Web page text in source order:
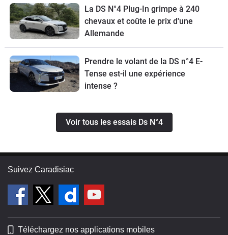
La DS N°4 Plug-In grimpe à 240
chevaux et coûte le prix d'une
Allemande
Prendre le volant de la DS n°4 E-
Tense est-il une expérience
intense ?
Voir tous les essais Ds N°4
Suivez Caradisiac
Téléchargez nos applications mobiles